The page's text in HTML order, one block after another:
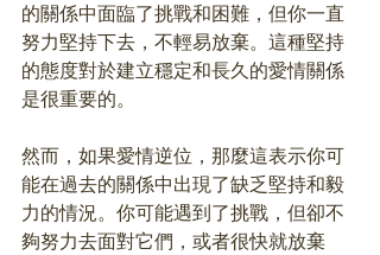
的關係中面臨了挑戰和困難，但你一直
努力堅持下去，不輕易放棄。這種堅持
的態度對於建立穩定和長久的愛情關係
是很重要的。
然而，如果愛情逆位，那麼這表示你可
能在過去的關係中出現了缺乏堅持和毅
力的情況。你可能遇到了挑戰，但卻不
夠努力去面對它們，或者很快就放棄